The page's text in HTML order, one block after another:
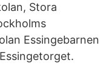
Stora
Essingebarnen